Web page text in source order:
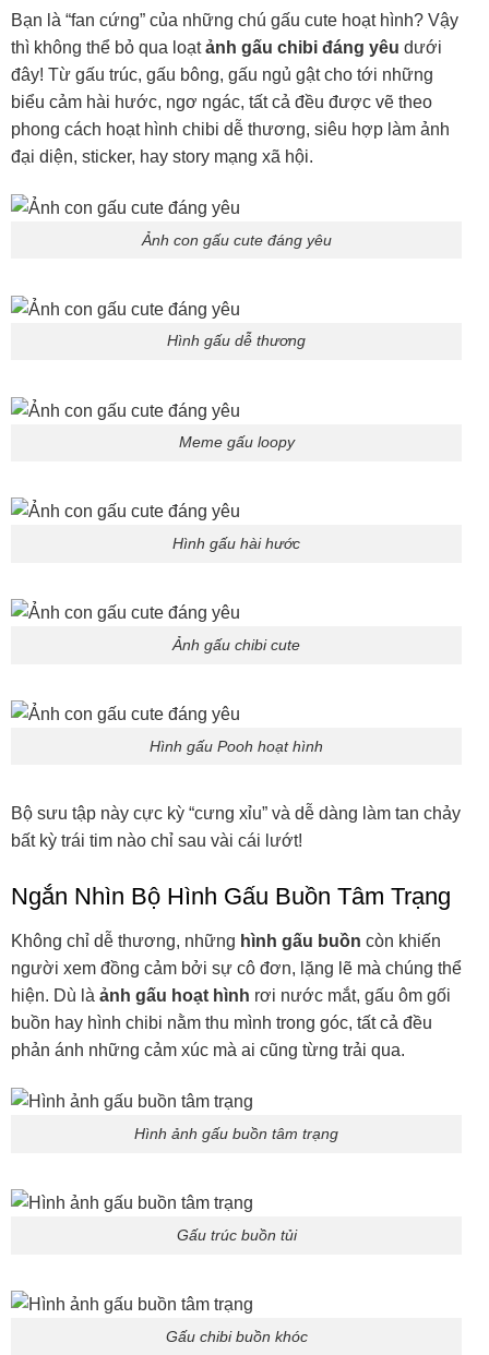
Bạn là “fan cứng” của những chú gấu cute hoạt hình? Vậy
thì không thể bỏ qua loạtảnh gấu chibi đáng yêu dưới
đây! Từ gấu trúc, gấu bông, gấu ngủ gật cho tới những
biểu cảm hài hước, ngơ ngác, tất cả đều được vẽ theo
phong cách hoạt hình chibi dễ thương, siêu hợp làm ảnh
đại diện, sticker, hay story mạng xã hội.
Ảnh con gấu cute đáng yêu
Hình gấu dễ thương
Meme gấu loopy
Hình gấu hài hước
Ảnh gấu chibi cute
Hình gấu Pooh hoạt hình
Bộ sưu tập này cực kỳ “cưng xỉu” và dễ dàng làm tan chảy
bất kỳ trái tim nào chỉ sau vài cái lướt!
Ngắn Nhìn Bộ Hình Gấu Buồn Tâm Trạng
Không chỉ dễ thương, những hình gấu buồn còn khiến
người xem đồng cảm bởi sự cô đơn, lặng lẽ mà chúng thể
hiện. Dù là ảnh gấu hoạt hình rơi nước mắt, gấu ôm gối
buồn hay hình chibi nằm thu mình trong góc, tất cả đều
phản ánh những cảm xúc mà ai cũng từng trải qua.
Hình ảnh gấu buồn tâm trạng
Gấu trúc buồn tủi
Gấu chibi buồn khóc